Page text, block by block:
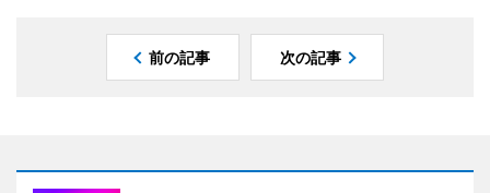
前の記事 次の記事